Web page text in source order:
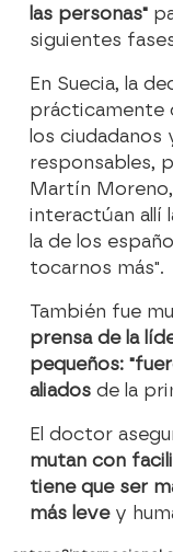
las personas"
siguientes
En Suecia, la
prácticamente
los ciudadanos
responsables,
Martín
interactúan allí
la de los
tocarnos más".
También fue
prensa de la
pequeños:
aliados de la
El doctor
mutan con
tiene que ser
más leve y